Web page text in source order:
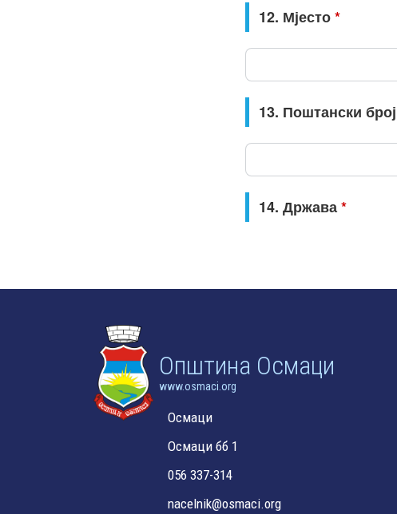
Oпштина Осмаци
www.osmaci.org
Осмаци
Осмаци бб 1
056 337-314
nacelnik@osmaci.org